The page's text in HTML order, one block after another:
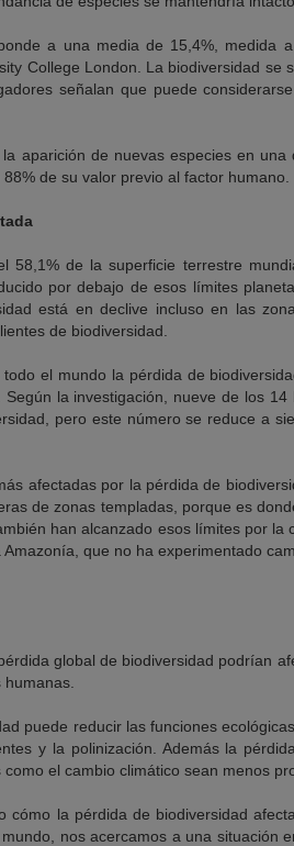
a una media de 15,4%, medida
College London. La biodiversidad se
señalan que puede
aparición de nuevas especies en una
de su valor previo al factor humano.
58,1% de la superficie terrestre
por debajo de esos límites
está en declive incluso en las
de biodiversidad.
el mundo la pérdida de
la investigación, nueve de los
pero este número se reduce a
afectadas por la pérdida de
de zonas templadas, porque es
han alcanzado esos límites por la
que no ha experimentado
global de biodiversidad podrían
puede reducir las funciones
y la polinización. Además la
el cambio climático sean menos
la pérdida de biodiversidad
nos acercamos a una situación